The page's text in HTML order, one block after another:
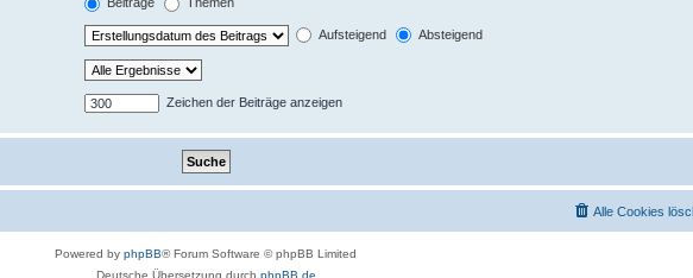
Aufsteigend Absteigend
Zeichen der Beiträge anzeigen
Alle Cookies
Powered by phpBB® Forum Software © phpBB Limited
Deutsche Übersetzung durch phpBB.de